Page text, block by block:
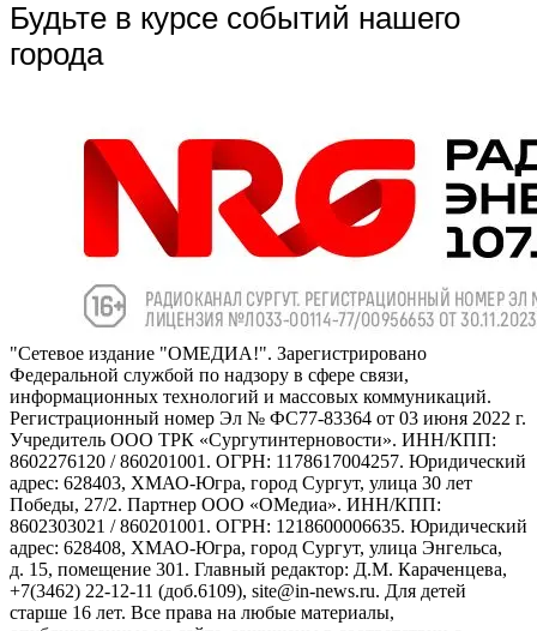
Будьте в курсе событий нашего
города
"Сетевое издание "ОМЕДИА!". Зарегистрировано
Федеральной службой по надзору в сфере связи,
информационных технологий и массовых коммуникаций.
Регистрационный номер Эл № ФС77-83364 от 03 июня 2022 г.
Учредитель ООО ТРК «Сургутинтерновости». ИНН/КПП:
8602276120 / 860201001. ОГРН: 1178617004257. Юридический
адрес: 628403, ХМАО-Югра, город Сургут, улица 30 лет
Победы, 27/2. Партнер ООО «ОМедиа». ИНН/КПП:
8602303021 / 860201001. ОГРН: 1218600006635. Юридический
адрес: 628408, ХМАО-Югра, город Сургут, улица Энгельса,
д. 15, помещение 301. Главный редактор: Д.М. Караченцева,
+7(3462) 22-12-11 (доб.6109), site@in-news.ru. Для детей
старше 16 лет. Все права на любые материалы,